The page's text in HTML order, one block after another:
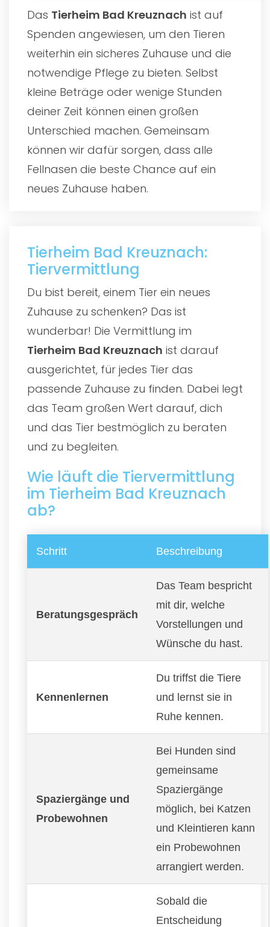
Das Tierheim Bad Kreuznach ist auf
Spenden angewiesen, um den Tieren
weiterhin ein sicheres Zuhause und die
notwendige Pflege zu bieten. Selbst
kleine Beträge oder wenige Stunden
deiner Zeit können einen großen
Unterschied machen. Gemeinsam
können wir dafür sorgen, dass alle
Fellnasen die beste Chance auf ein
neues Zuhause haben.
Tierheim Bad Kreuznach:
Tiervermittlung
Du bist bereit, einem Tier ein neues
Zuhause zu schenken? Das ist
wunderbar! Die Vermittlung im
Tierheim Bad Kreuznach ist darauf
ausgerichtet, für jedes Tier das
passende Zuhause zu finden. Dabei legt
das Team großen Wert darauf, dich
und das Tier bestmöglich zu beraten
und zu begleiten.
Wie läuft die Tiervermittlung
im Tierheim Bad Kreuznach
ab?
Schritt Beschreibung
Beratungsgespräch
Das Team bespricht
mit dir, welche
Vorstellungen und
Wünsche du hast.
Kennenlernen
Du triffst die Tiere
und lernst sie in
Ruhe kennen.
Spaziergänge und
Probewohnen
Bei Hunden sind
gemeinsame
Spaziergänge
möglich, bei Katzen
und Kleintieren kann
ein Probewohnen
arrangiert werden.
Sobald die
Entscheidung